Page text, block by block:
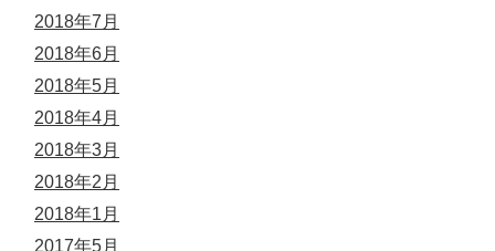
2018年7月
2018年6月
2018年5月
2018年4月
2018年3月
2018年2月
2018年1月
2017年5月